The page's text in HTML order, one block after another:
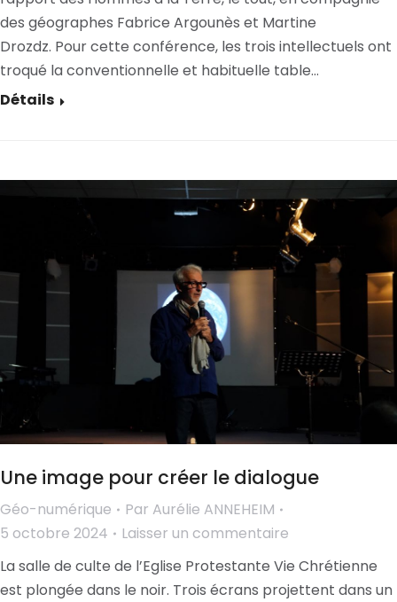
des géographes Fabrice Argounès et Martine
Drozdz. Pour cette conférence, les trois intellectuels ont
troqué la conventionnelle et habituelle table…
Détails
Une image pour créer le dialogue
Géo-numérique Par Aurélie ANNEHEIM
5 octobre 2024
Laisser un commentaire
La salle de culte de l’Eglise Protestante Vie Chrétienne
est plongée dans le noir. Trois écrans projettent dans un